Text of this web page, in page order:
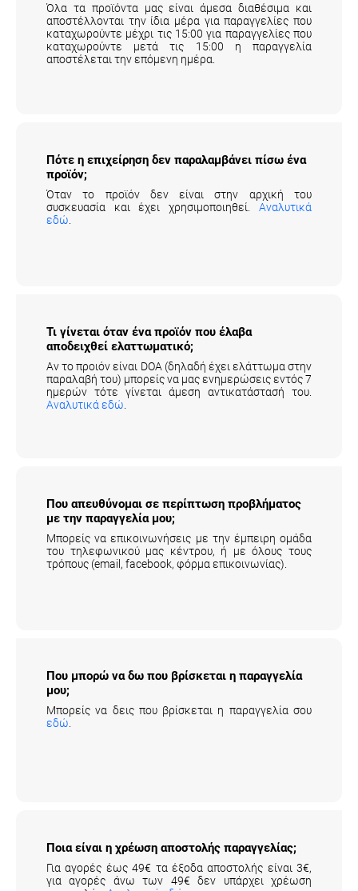
Όλα τα προϊόντα μας είναι άμεσα διαθέσιμα και
αποστέλλονται την ίδια μέρα για παραγγελίες που
καταχωρούντε μέχρι τις 15:00 για παραγγελίες που
καταχωρούντε μετά τις 15:00 η παραγγελία
αποστέλεται την επόμενη ημέρα.
Πότε η επιχείρηση δεν παραλαμβάνει πίσω ένα
προϊόν;
Όταν το προϊόν δεν είναι στην αρχική του
συσκευασία και έχει χρησιμοποιηθεί.
Αναλυτικά
εδώ
Τι γίνεται όταν ένα προϊόν που έλαβα
αποδειχθεί ελαττωματικό;
Αν το προιόν είναι DOA (δηλαδή έχει ελάττωμα στην
παραλαβή του) μπορείς να μας ενημερώσεις εντός 7
ημερών τότε γίνεται άμεση αντικατάστασή του.
Αναλυτικά εδώ
Που απευθύνομαι σε περίπτωση προβλήματος
με την παραγγελία μου;
Μπορείς να επικοινωνήσεις με την έμπειρη ομάδα
του τηλεφωνικού μας κέντρου, ή με όλους τους
τρόπους (email, facebook, φόρμα επικοινωνίας).
Που μπορώ να δω που βρίσκεται η παραγγελία
μου;
Μπορείς να δεις που βρίσκεται η παραγγελία σου
εδώ
Ποια είναι η χρέωση αποστολής παραγγελίας;
Για αγορές έως 49€ τα έξοδα αποστολής είναι 3€,
για αγορές άνω των 49€ δεν υπάρχει χρέωση